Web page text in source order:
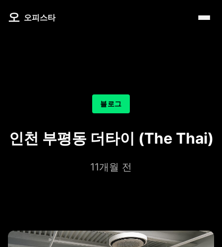
오 오피스타
따뜻한 쉼, 국내 프리미엄 온천 9선
온천의 여운을 정리하는 법 – 전국 온천 후 프리미엄 마사
분위기를 기억하는 법 – 감성 컨셉 데이트 6가지
찜질스파
리조트 스파
마사지
예약전 정보 5가지
블로그
인천 부평동 더타이 (The Thai)
11개월 전